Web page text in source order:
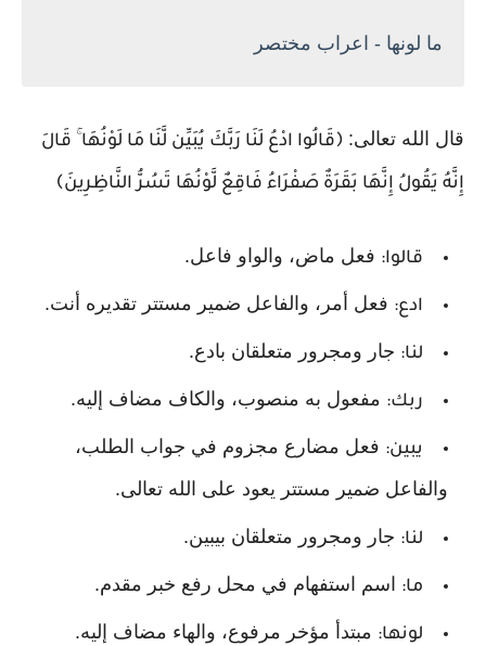
ما لونها - اعراب مختصر
قال الله تعالى: ﴿قَالُوا ادْعُ لَنَا رَبَّكَ يُبَيِّن لَّنَا مَا لَوْنُهَا ۚ قَالَ
إِنَّهُ يَقُولُ إِنَّهَا بَقَرَةٌ صَفْرَاءُ فَاقِعٌ لَّوْنُهَا تَسُرُّ النَّاظِرِينَ﴾
قالوا: فعل ماض، والواو فاعل.
ادع: فعل أمر، والفاعل ضمير مستتر تقديره أنت.
لنا: جار ومجرور متعلقان بادع.
ربك: مفعول به منصوب، والكاف مضاف إليه.
يبين: فعل مضارع مجزوم في جواب الطلب،
والفاعل ضمير مستتر يعود على الله تعالى.
لنا: جار ومجرور متعلقان بيبين.
ما: اسم استفهام في محل رفع خبر مقدم.
لونها: مبتدأ مؤخر مرفوع، والهاء مضاف إليه.